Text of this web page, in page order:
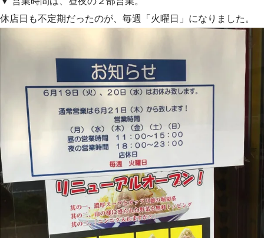
休店日も不定期だったのが、毎週「火曜日」になりました。